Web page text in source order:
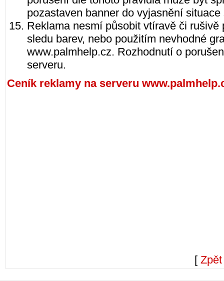
pozastaven banner do vyjasnění
Reklama nesmí působit vtíravě či
sledu barev, nebo použitím nevhodné
www.palmhelp.cz. Rozhodnutí o
serveru.
Ceník reklamy na serveru
[ Zpět